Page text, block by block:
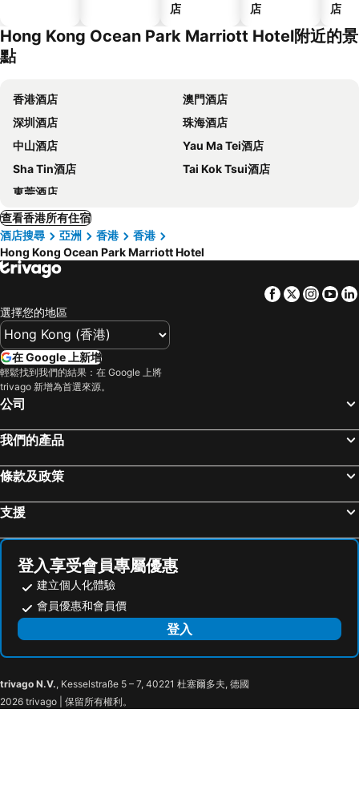
店
店
店
Hong Kong Ocean Park Marriott Hotel附近的景
點
香港酒店
澳門酒店
深圳酒店
珠海酒店
中山酒店
Yau Ma Tei酒店
Sha Tin酒店
Tai Kok Tsui酒店
東莞酒店
查看香港所有住宿
酒店搜尋
亞洲 香港
香港
Hong Kong Ocean Park Marriott Hotel
Facebook
Twitter
選擇您的地區
在 Google 上新增
輕鬆找到我們的結果：在 Google 上將
trivago 新增為首選來源。
公司
我們的產品
條款及政策
支援
登入享受會員專屬優惠
建立個人化體驗
會員優惠和會員價
登入
trivago N.V., Kesselstraße 5 – 7, 40221 杜塞爾多夫, 德國
2026 trivago | 保留所有權利。